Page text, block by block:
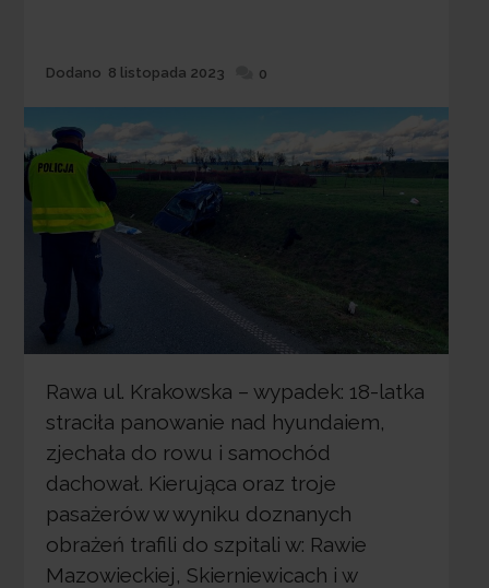
Dodane
Dodano 8 listopada 2023 0
Rawa ul. Krakowska – wypadek: 18-latka
straciła panowanie nad hyundaiem,
zjechała do rowu i samochód
dachował. Kierująca oraz troje
pasażerów w wyniku doznanych
obrażeń trafili do szpitali w: Rawie
Mazowieckiej, Skierniewicach i w